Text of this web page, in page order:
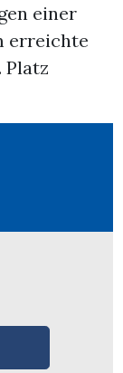
einer
erreichte
Platz